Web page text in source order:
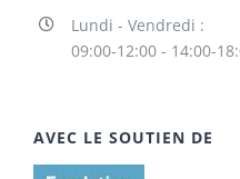
Lundi - Vendredi :
09:00-12:00 - 14:00-
AVEC LE SOUTIEN DE